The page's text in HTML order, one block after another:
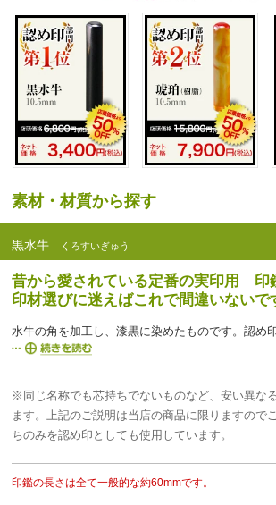
素材・材質から探す
黒水牛 くろすいぎゅう
昔から愛されている定番の実印用 印
印材選びに迷えばこれで間違いないで
※同じ名称でも芯持ちでないものなど、安い異な
ます。上記のご説明は当店の商品に限りますので
ちのみを認め印としても使用しています。
印鑑の長さは全て一般的な約60mmです。